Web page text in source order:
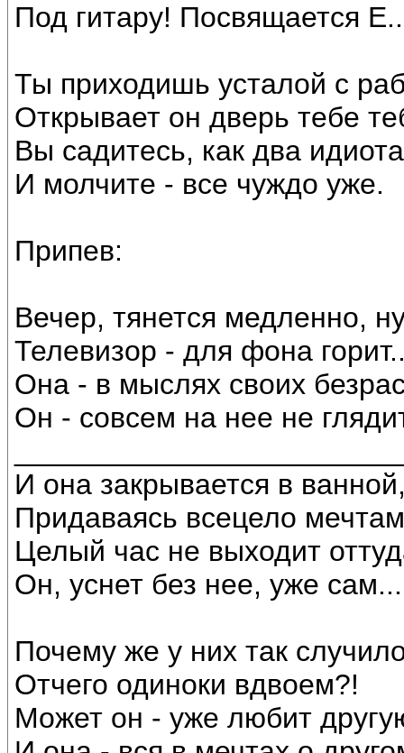
Под гитару! Посвящается
Ты приходишь усталой с
Открывает он дверь тебе
Вы садитесь, как два
И молчите - все чуждо уже.
Припев:
Вечер, тянется медленно,
Телевизор - для фона
Она - в мыслях своих
Он - совсем на нее не
И она закрывается в
Придаваясь всецело
Целый час не выходит
Он, уснет без нее, уже сам...
Почему же у них так
Отчего одиноки вдвоем?!
Может он - уже любит